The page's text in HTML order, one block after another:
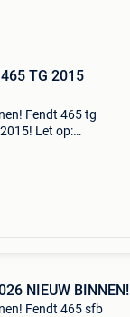
TG 2015
Fendt 465 tg
Let op:
NIEUW BINNEN!
Fendt 465 sfb